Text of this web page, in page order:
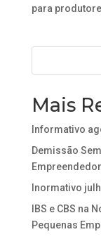
para
Mais
Informativo
Demissão
Inormativo
IBS e CBS na
Pequenas